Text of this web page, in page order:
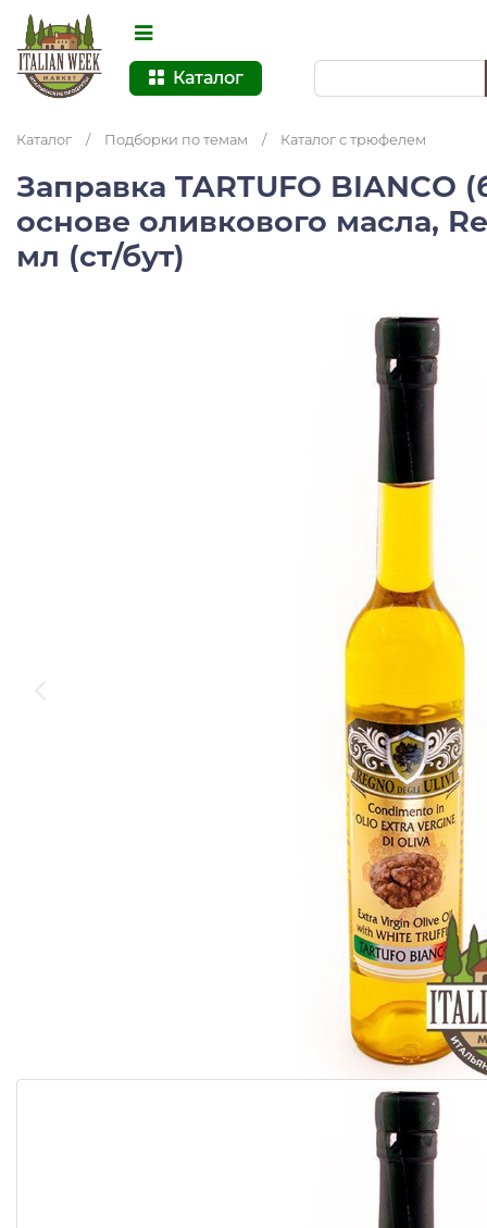
Каталог
Каталог / Подборки по темам / Каталог с трюфелем
Заправка TARTUFO
основе оливкового масла,
мл (ст/бут)